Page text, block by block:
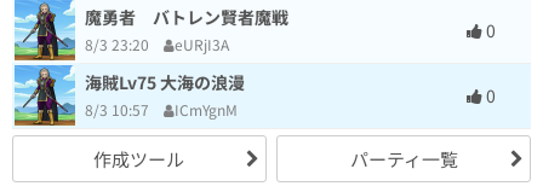
魔勇者 バトレン賢者魔戦
8/3 23:20 eURjI3A
0
海賊Lv75 大海の浪漫
8/3 10:57 ICmYgnM
0
作成ツール パーティ一覧